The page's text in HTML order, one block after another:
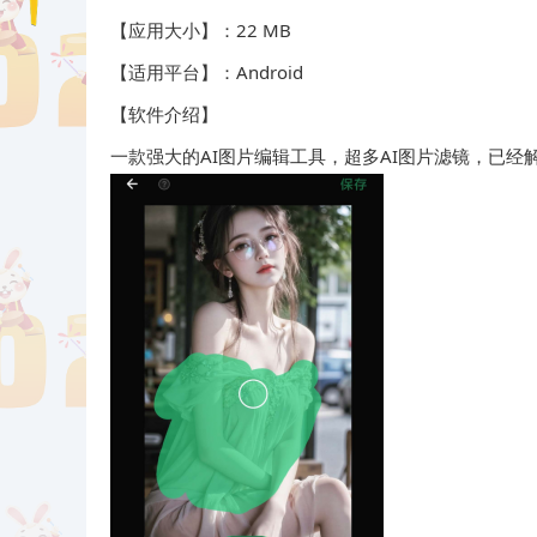
【应用大小】：22 MB
【适用平台】：Android
【软件介绍】
一款强大的AI图片编辑工具，超多AI图片滤镜，已经